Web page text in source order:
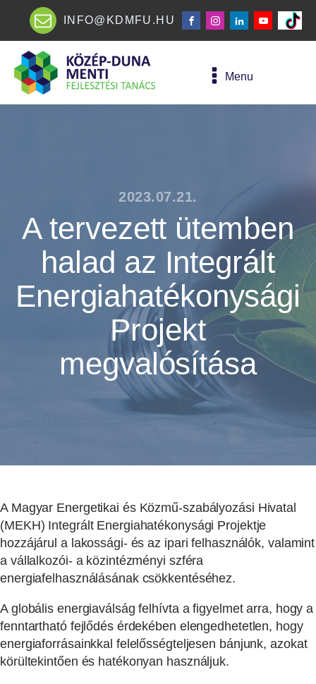
INFO@KDMFU.HU
Menu
2023.07.21.
A tervezett ütemben
halad az Integrált
Energiahatékonysági
Projekt
megvalósítása
A Magyar Energetikai és Közmű-szabályozási Hivatal
(MEKH) Integrált Energiahatékonysági Projektje
hozzájárul a lakossági- és az ipari felhasználók, valamint
a vállalkozói- a közintézményi szféra
energiafelhasználásának csökkentéséhez.
A globális energiaválság felhívta a figyelmet arra, hogy a
fenntartható fejlődés érdekében elengedhetetlen, hogy
energiaforrásainkkal felelősségteljesen bánjunk, azokat
körültekintően és hatékonyan használjuk.